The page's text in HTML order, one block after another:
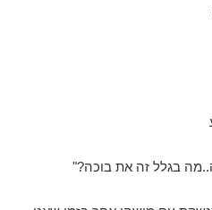
בגלל זה את בוכה?"